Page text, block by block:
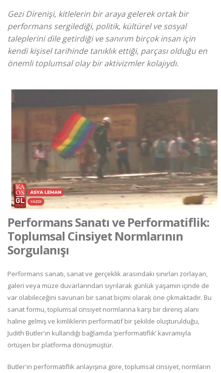
Gezi Direnişi, kitlelerin bir araya gelerek ortak bir
performans sergilediği, politik, kültürel ve sosyal
taleplerini dile getirdiği ve sanırım birçok insan için
kendi kişisel tarihinde tanıklık ettiği, parçası olduğu en
önemli toplumsal olay bir aktivizmler kolajıydı.
Performans Sanatı ve Performatiflik:
Toplumsal Cinsiyet Normlarının
Sorgulanışı
Performans sanatı, sanat ve gerçeklik arasındaki sınırları zorlayan,
galeri veya müze duvarlarından sıyrılarak günlük yaşamın içinde de
var olabileceğini savunan bir sanat biçimi olarak öne çıkmaktadır. Bu
sanat formu, toplumsal cinsiyet normlarına karşı bir direniş alanı
haline gelmiş ve kimliklerin performatif bir şekilde oluşturulduğu,
Judith Butler'ın kullandığı bağlamda ‘performatiflik’ kavramıyla
örtüşen bir platforma dönüşmüştür.
Butler'ın performatiflik anlayışına göre, toplumsal cinsiyet, normların